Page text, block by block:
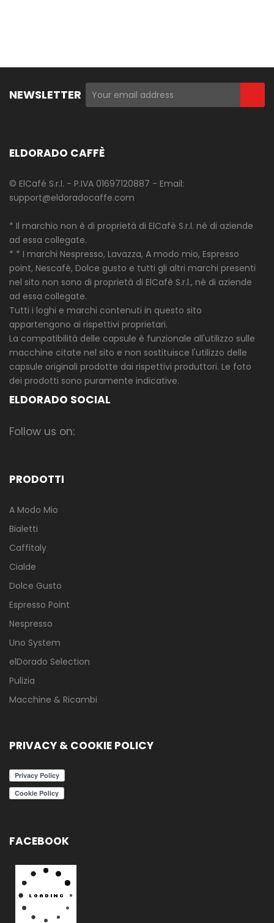
NEWSLETTER
ELDORADO CAFFÈ
© ElCafé S.r.l. - P.IVA 01697120887 - Email:
support@eldoradocaffe.com
* Il marchio non è di proprietà di ElCafè S.r.l. né di aziende
ad essa collegate.
* * I marchi Nespresso, Lavazza, A modo mio, Espresso
point, Nescafè, Dolce gusto e tutti gli altri marchi presenti
nel sito non sono di proprietà di ElCafè S.r.l., nè di aziende
ad essa collegate.
Tutti i loghi e marchi contenuti in questo sito
appartengono ai rispettivi proprietari.
La compatibilità delle capsule è funzionale all'utilizzo sulle
macchine citate nel sito e non sostituisce l'utilizzo delle
capsule originali prodotte dai rispettivi produttori. Le foto
dei prodotti sono puramente indicative.
ELDORADO SOCIAL
Follow us on:
PRODOTTI
A Modo Mio
Bialetti
Caffitaly
Cialde
Dolce Gusto
Espresso Point
Nespresso
Uno System
elDorado Selection
Pulizia
Macchine & Ricambi
PRIVACY & COOKIE POLICY
FACEBOOK